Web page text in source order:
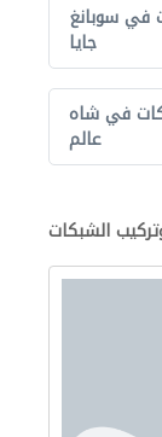
في سوبانغ
جايا
في شاه
عالم